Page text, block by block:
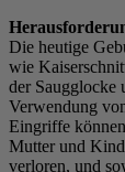
Die heutige
wie
der Saugglocke
Verwendung
Eingriffe
Mutter und
verloren, und